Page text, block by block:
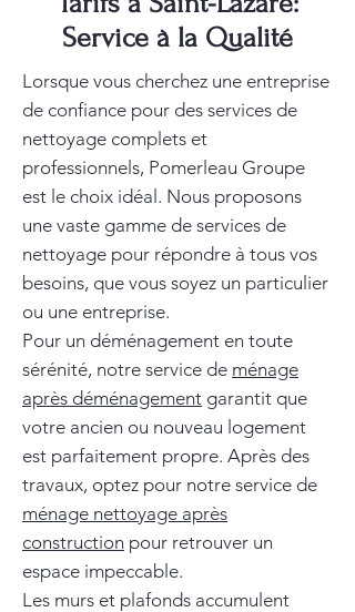
Service à la Qualité
Lorsque vous cherchez une entreprise
de confiance pour des services de
nettoyage complets et
professionnels, Pomerleau Groupe
est le choix idéal. Nous proposons
une vaste gamme de services de
nettoyage pour répondre à tous vos
besoins, que vous soyez un particulier
ou une entreprise.
Pour un déménagement en toute
sérénité, notre service de ménage
après déménagement garantit que
votre ancien ou nouveau logement
est parfaitement propre. Après des
travaux, optez pour notre service de
ménage nettoyage après
construction pour retrouver un
espace impeccable.
Les murs et plafonds accumulent